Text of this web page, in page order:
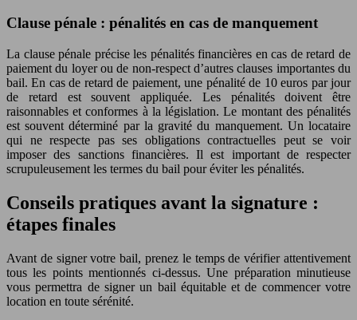
Clause pénale : pénalités en cas de manquement
La clause pénale précise les pénalités financières en cas de retard de
paiement du loyer ou de non-respect d’autres clauses importantes du
bail. En cas de retard de paiement, une pénalité de 10 euros par jour
de retard est souvent appliquée. Les pénalités doivent être
raisonnables et conformes à la législation. Le montant des pénalités
est souvent déterminé par la gravité du manquement. Un locataire
qui ne respecte pas ses obligations contractuelles peut se voir
imposer des sanctions financières. Il est important de respecter
scrupuleusement les termes du bail pour éviter les pénalités.
Conseils pratiques avant la signature :
étapes finales
Avant de signer votre bail, prenez le temps de vérifier attentivement
tous les points mentionnés ci-dessus. Une préparation minutieuse
vous permettra de signer un bail équitable et de commencer votre
location en toute sérénité.